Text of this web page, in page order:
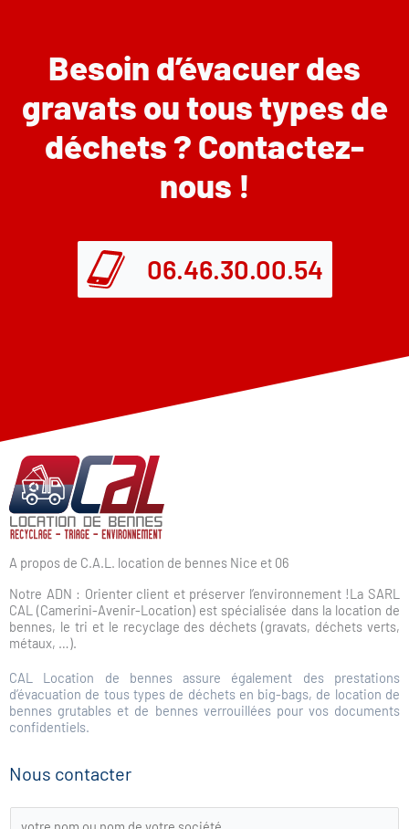
Besoin d’évacuer des
gravats ou tous types de
déchets ? Contactez-
nous !
06.46.30.00.54
A propos de C.A.L. location de bennes Nice et 06
Notre ADN : Orienter client et préserver l’environnement !La SARL
CAL (Camerini-Avenir-Location) est spécialisée dans la location de
bennes, le tri et le recyclage des déchets (gravats, déchets verts,
métaux, …).
CAL Location de bennes assure également des prestations
d’évacuation de tous types de déchets en big-bags, de location de
bennes grutables et de bennes verrouillées pour vos documents
confidentiels.
Nous contacter